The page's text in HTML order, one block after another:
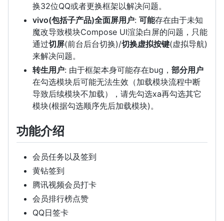
换32位QQ或者更换框架以解决问题。
vivo(包括子产品)全面屏用户: 可能存在由于未知
魔改导致模块Compose UI渲染白屏的问题，只能
通过切屏(前台后台切换)/切换虚拟按键(虚拟导航)
来解决问题。
转生用户: 由于框架本身可能存在bug， 部分用户
在勾选模块后可能无法生效（加载模块流程中断
导致后续模块不加载），请先勾选xa再勾选其它
模块(根据勾选顺序先后加载模块)。
功能介绍
会员任务以及签到
黄钻签到
腾讯视频会员打卡
会员排行榜点赞
QQ日签卡